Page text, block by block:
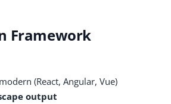
Framework
(React, Angular, Vue)
output